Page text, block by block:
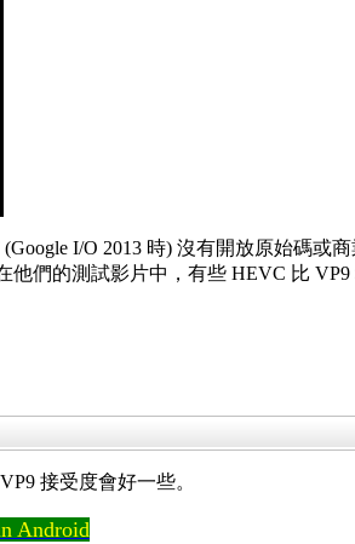
I/O 2013 時) 沒有開放原始碼或
們的測試影片中，有些 HEVC 比 VP9
接受度會好一些。
Android